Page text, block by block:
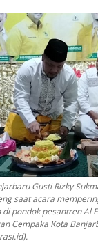
Gusti Rizky
saat acara
pondok pesantren Al
Cempaka Kota